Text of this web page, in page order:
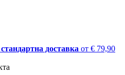
доставка от € 79,90